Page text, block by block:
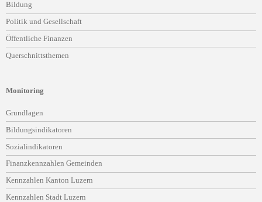
Bildung
Politik und Gesellschaft
Öffentliche Finanzen
Querschnittsthemen
Monitoring
Navigation
überspringen
Grundlagen
Bildungsindikatoren
Sozialindikatoren
Finanzkennzahlen Gemeinden
Kennzahlen Kanton Luzern
Kennzahlen Stadt Luzern